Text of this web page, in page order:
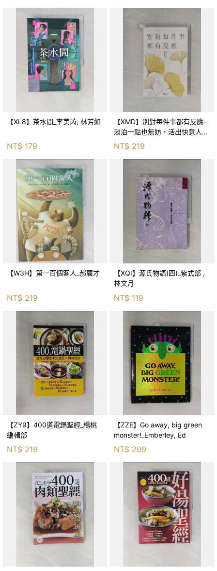
【XL8】茶水間_李美芮, 林芳如
NT$ 179
【XMD】別對每件事都有反應-
淡泊一點也無妨，活出快意人生
的99個禪練習！_枡野俊明, 黃
薇嬪
NT$ 219
【W3H】第一百個客人_郝廣才
NT$ 219
【XQI】源氏物語(四)_紫式部 ,
林文月
NT$ 119
【ZY9】400道電鍋聖經_楊桃
編輯部
NT$ 219
【ZZE】Go away, big green
monster!_Emberley, Ed
NT$ 209